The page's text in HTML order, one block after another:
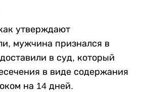
утверждают
мужчина признался в
в суд, который
в виде содержания
на 14 дней.